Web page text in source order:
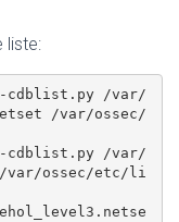
liste:
/var/
/var/ossec/
/var/
var/ossec/etc/li